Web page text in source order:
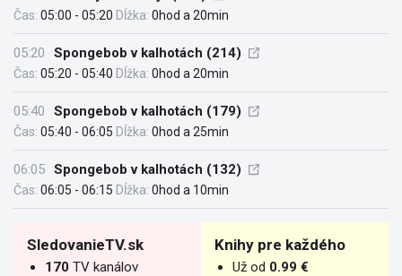
Čas: 05:00 - 05:20 Dĺžka: 0hod a 20min
05:20 Spongebob v kalhotách (214)
Čas: 05:20 - 05:40 Dĺžka: 0hod a 20min
05:40 Spongebob v kalhotách (179)
Čas: 05:40 - 06:05 Dĺžka: 0hod a 25min
06:05 Spongebob v kalhotách (132)
Čas: 06:05 - 06:15 Dĺžka: 0hod a 10min
SledovanieTV.sk
170 TV kanálov
Knihy pre každého
Už od 0.99 €